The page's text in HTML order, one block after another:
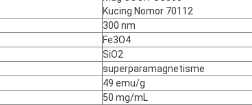
Kucing.Nomor 70112
300 nm
Fe3O4
SiO2
superparamagnetisme
49 emu/g
50 mg/mL